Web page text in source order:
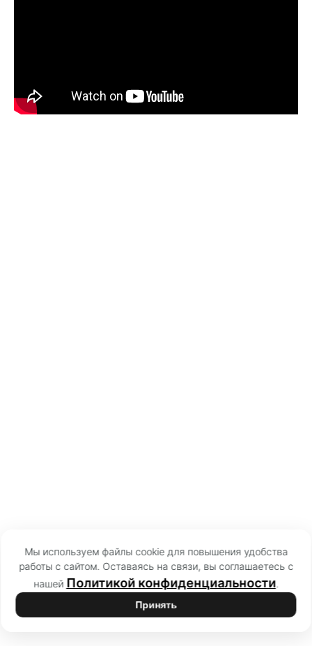
Мы используем файлы cookie для повышения удобства
работы с сайтом. Оставаясь на связи, вы соглашаетесь с
нашей Политикой конфиденциальности.
Принять